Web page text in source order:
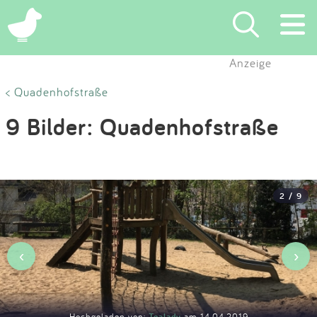
×
Eintragen
Blog
Partner
Kontakt
Anzeige
< Quadenhofstraße
9 Bilder: Quadenhofstraße
2 / 9
‹ ›